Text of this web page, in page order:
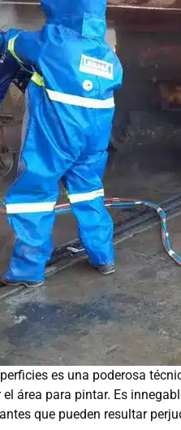
es una poderosa
área para pintar. Es
que pueden resultar